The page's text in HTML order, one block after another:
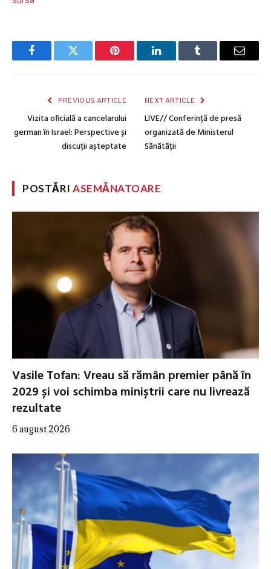
FacebookTwitter Pinterest LinkedInTumblr Email
PREVIOUS ARTICLE
Vizita oficială a cancelarului
german în Israel: Perspective și
discuții așteptate
NEXT ARTICLE
LIVE// Conferință de presă
organizată de Ministerul
Sănătății
POSTĂRIASEMĂNATOARE
Vasile Tofan: Vreau să rămân premier până în
2029 și voi schimba miniștrii care nu livrează
rezultate
6 august 2026